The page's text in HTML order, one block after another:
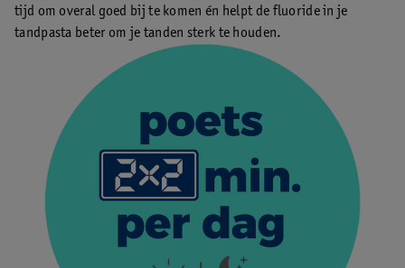
tijd om overal goed bij te komen én helpt de fluoride in je
tandpasta beter om je tanden sterk te houden.